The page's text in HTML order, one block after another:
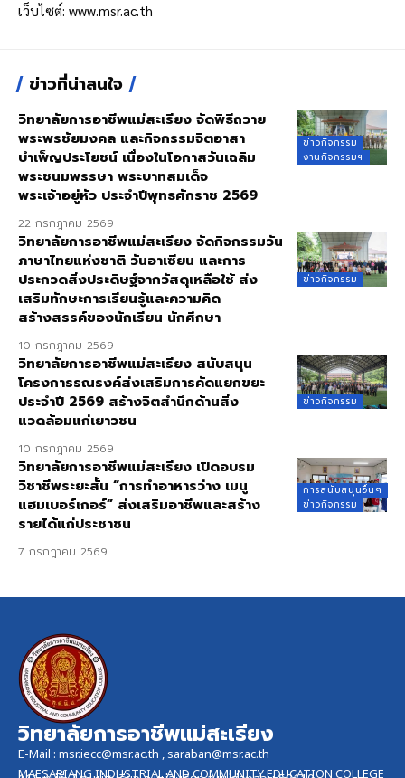
เว็บไซต์: www.msr.ac.th
ข่าวที่น่าสนใจ
ข่าวกิจกรรม
งานกิจกรรมฯ
วิทยาลัยการอาชีพแม่สะเรียง จัดพิธีถวาย
พระพรชัยมงคล และกิจกรรมจิตอาสา
บำเพ็ญประโยชน์ เนื่องในโอกาสวันเฉลิม
พระชนมพรรษา พระบาทสมเด็จ
พระเจ้าอยู่หัว ประจำปีพุทธศักราช 2569
22 กรกฎาคม 2569
ข่าวกิจกรรม
วิทยาลัยการอาชีพแม่สะเรียง จัดกิจกรรมวัน
ภาษาไทยแห่งชาติ วันอาเซียน และการ
ประกวดสิ่งประดิษฐ์จากวัสดุเหลือใช้ ส่ง
เสริมทักษะการเรียนรู้และความคิด
สร้างสรรค์ของนักเรียน นักศึกษา
10 กรกฎาคม 2569
ข่าวกิจกรรม
วิทยาลัยการอาชีพแม่สะเรียง สนับสนุน
โครงการรณรงค์ส่งเสริมการคัดแยกขยะ
ประจำปี 2569 สร้างจิตสำนึกด้านสิ่ง
แวดล้อมแก่เยาวชน
10 กรกฎาคม 2569
การสนับสนุนอื่นๆ
ข่าวกิจกรรม
วิทยาลัยการอาชีพแม่สะเรียง เปิดอบรม
วิชาชีพระยะสั้น “การทำอาหารว่าง เมนู
แฮมเบอร์เกอร์” ส่งเสริมอาชีพและสร้าง
รายได้แก่ประชาชน
7 กรกฎาคม 2569
วิทยาลัยการอาชีพแม่สะเรียง
E-Mail : msr.iecc@msr.ac.th ,saraban@msr.ac.th
MAESARIANG INDUSTRIAL AND COMMUNITY EDUCATION COLLEGE